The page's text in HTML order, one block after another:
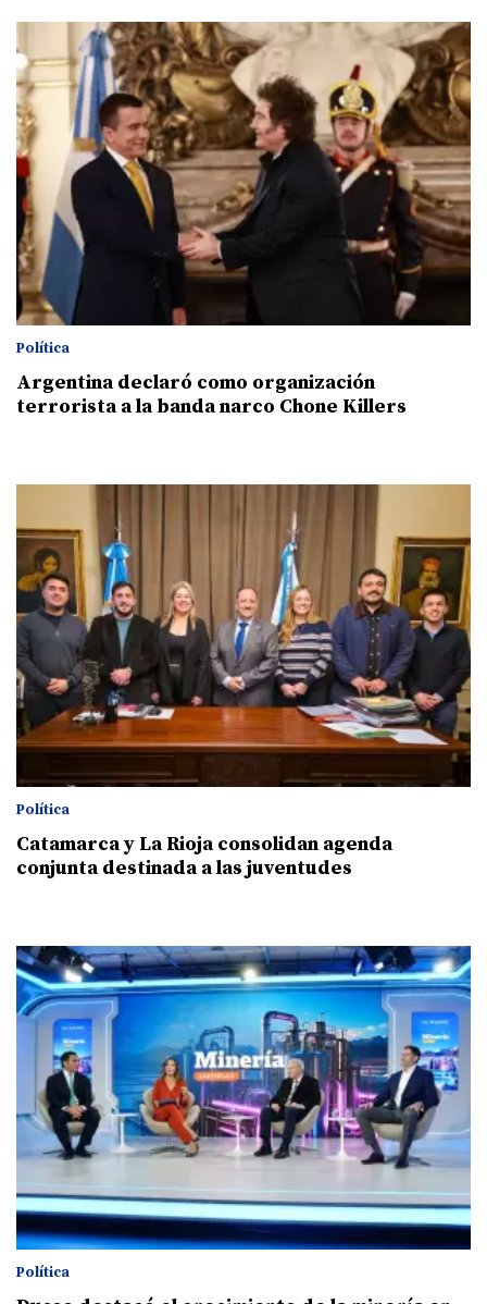
Política
Argentina declaró como organización
terrorista a la banda narco Chone Killers
Política
Catamarca y La Rioja consolidan agenda
conjunta destinada a las juventudes
Política